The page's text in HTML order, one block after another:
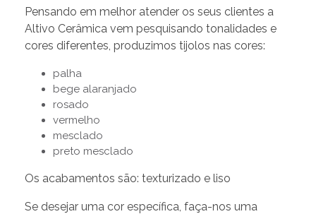
Pensando em melhor atender os seus clientes a
Altivo Cerâmica vem pesquisando tonalidades e
cores diferentes, produzimos tijolos nas cores:
palha
bege alaranjado
rosado
vermelho
mesclado
preto mesclado
Os acabamentos são: texturizado e liso
Se desejar uma cor específica, faça-nos uma